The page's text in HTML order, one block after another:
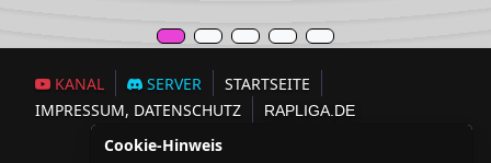
KANAL SERVER
STARTSEITE
IMPRESSUM, DATENSCHUTZ
RAPLIGA.DE
Cookie-Hinweis